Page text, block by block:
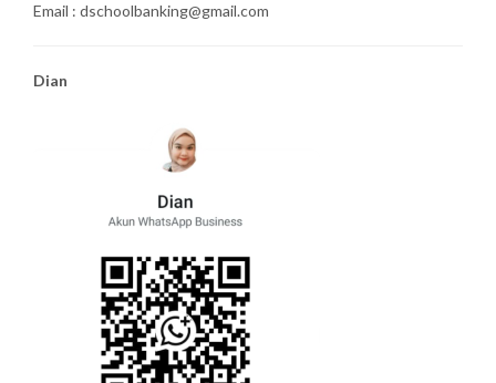
Email : dschoolbanking@gmail.com
Dian